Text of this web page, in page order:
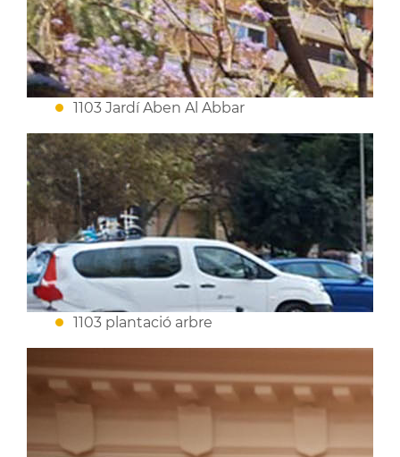
1103 Jardí Aben Al Abbar
1103 plantació arbre